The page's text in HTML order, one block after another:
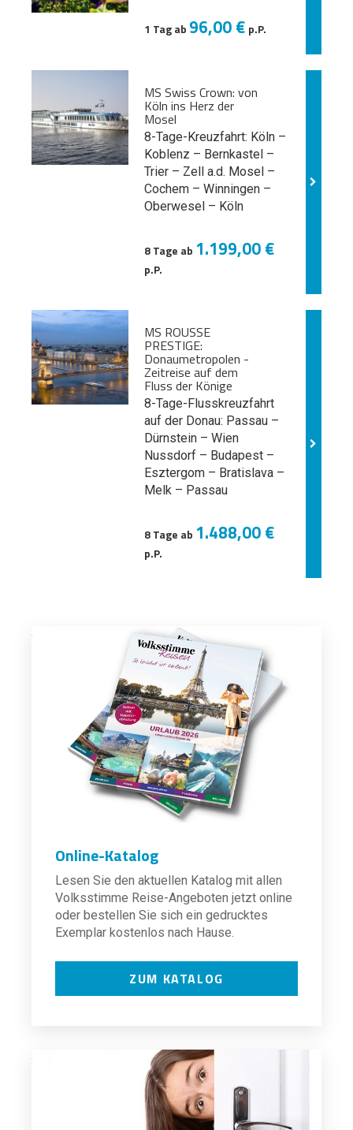
1 Tag ab 96,00 € p.P.
MS Swiss Crown: von
Köln ins Herz der
Mosel
8-Tage-Kreuzfahrt: Köln –
Koblenz – Bernkastel –
Trier – Zell a.d. Mosel –
Cochem – Winningen –
Oberwesel – Köln
8 Tage ab 1.199,00 €
p.P.
MS ROUSSE
PRESTIGE:
Donaumetropolen -
Zeitreise auf dem
Fluss der Könige
8-Tage-Flusskreuzfahrt
auf der Donau: Passau –
Dürnstein – Wien
Nussdorf – Budapest –
Esztergom – Bratislava –
Melk – Passau
8 Tage ab 1.488,00 €
p.P.
Online-Katalog
Lesen Sie den aktuellen Katalog mit allen
Volksstimme Reise-Angeboten jetzt online
oder bestellen Sie sich ein gedrucktes
Exemplar kostenlos nach Hause.
ZUM KATALOG